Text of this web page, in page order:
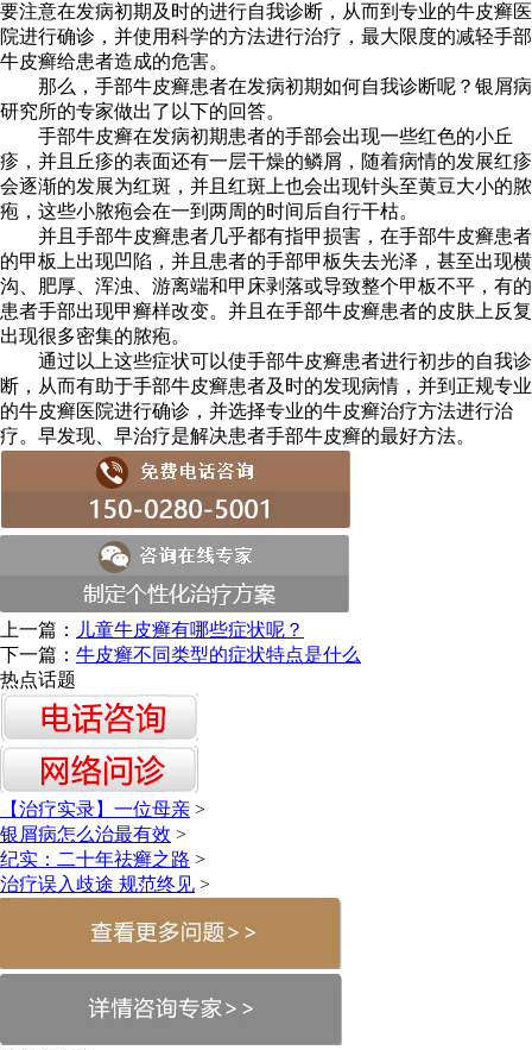
要注意在发病初期及时的进行自我诊断，从而到专业的牛皮癣医
院进行确诊，并使用科学的方法进行治疗，最大限度的减轻手部
牛皮癣给患者造成的危害。
那么，手部牛皮癣患者在发病初期如何自我诊断呢？银屑病
研究所的专家做出了以下的回答。
手部牛皮癣在发病初期患者的手部会出现一些红色的小丘
疹，并且丘疹的表面还有一层干燥的鳞屑，随着病情的发展红疹
会逐渐的发展为红斑，并且红斑上也会出现针头至黄豆大小的脓
疱，这些小脓疱会在一到两周的时间后自行干枯。
并且手部牛皮癣患者几乎都有指甲损害，在手部牛皮癣患者
的甲板上出现凹陷，并且患者的手部甲板失去光泽，甚至出现横
沟、肥厚、浑浊、游离端和甲床剥落或导致整个甲板不平，有的
患者手部出现甲癣样改变。并且在手部牛皮癣患者的皮肤上反复
出现很多密集的脓疱。
通过以上这些症状可以使手部牛皮癣患者进行初步的自我诊
断，从而有助于手部牛皮癣患者及时的发现病情，并到正规专业
的牛皮癣医院进行确诊，并选择专业的牛皮癣治疗方法进行治
疗。早发现、早治疗是解决患者手部牛皮癣的最好方法。
上一篇：
儿童牛皮癣有哪些症状呢？
下一篇： 牛皮癣不同类型的症状特点是什么
热点话题
【治疗实录】一位母亲 >
银屑病怎么治最有效 >
纪实：二十年祛癣之路 >
治疗误入歧途 规范终见 >